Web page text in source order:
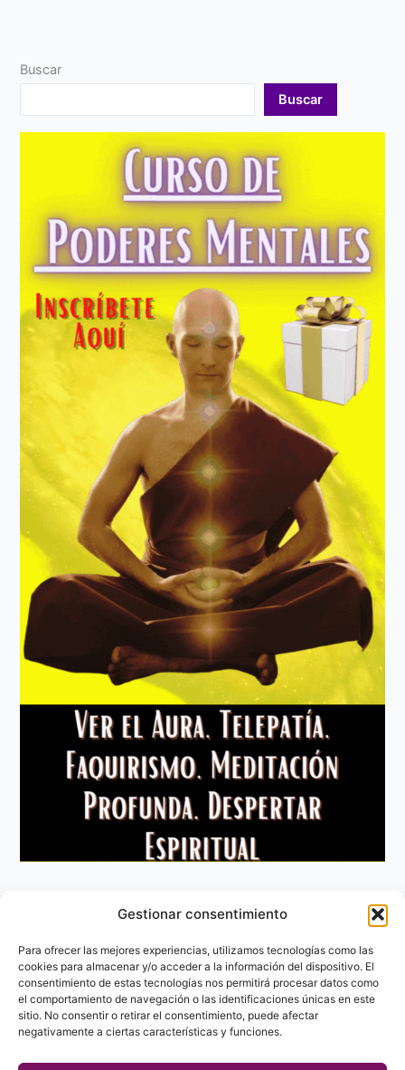
Gestionar consentimiento
Para ofrecer las mejores experiencias, utilizamos tecnologías como las
cookies para almacenar y/o acceder a la información del dispositivo. El
consentimiento de estas tecnologías nos permitirá procesar datos como
el comportamiento de navegación o las identificaciones únicas en este
sitio. No consentir o retirar el consentimiento, puede afectar
negativamente a ciertas características y funciones.
Buscar
Buscar
Aviso Legal
Política de privacidad
Política de Cookies
Contacto